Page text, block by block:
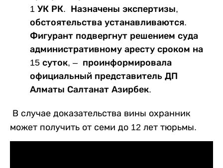
1 УК РК. Назначены экспертизы,
обстоятельства устанавливаются.
Фигурант подвергнут решением суда
административному аресту сроком на
15 суток, – проинформировала
официальный представитель ДП
Алматы Салтанат Азирбек.
В случае доказательства вины охранник
может получить от семи до 12 лет тюрьмы.